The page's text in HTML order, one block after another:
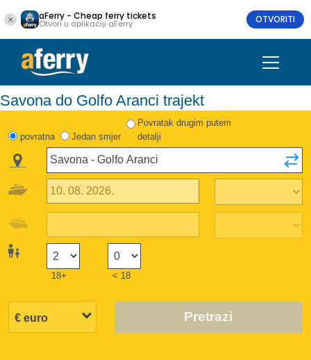
aFerry - Cheap ferry tickets
Otvori u aplikaciji aFerry OTVORITI
Savona do Golfo Aranci trajekt
povratna Jedan smjer
Povratak drugim putem
detalji
18+ < 18
Pretrazi